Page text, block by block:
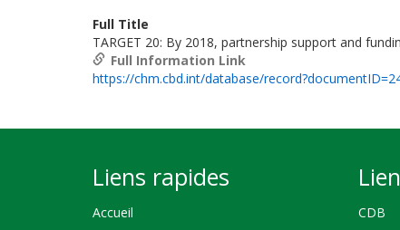
Full Title
TARGET 20: By 2018, partnership support and
Full Information Link
https://chm.cbd.int/database/
Liens rapides
Accueil
CDB